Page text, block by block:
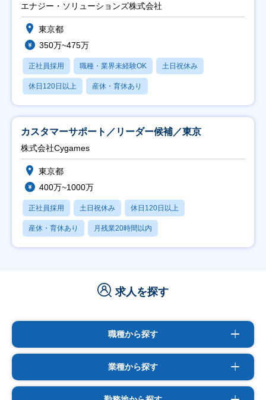
エナジー・ソリューションズ株式会社
東京都
350万~475万
正社員採用 職種・業界未経験OK 土日祝休み
休日120日以上 産休・育休あり
カスタマーサポート／リーダー候補／東京
株式会社Cygames
東京都
400万~1000万
正社員採用 土日祝休み 休日120日以上
産休・育休あり 月残業20時間以内
求人を探す
職種から探す
業種から探す